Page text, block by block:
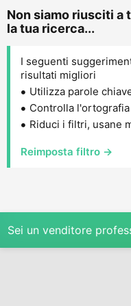
Non siamo riusciti a
la tua ricerca...
I seguenti
risultati migliori
Utilizza parole
Controlla
Riduci i filtri, usane
Reimposta filtro →
Sei un venditore